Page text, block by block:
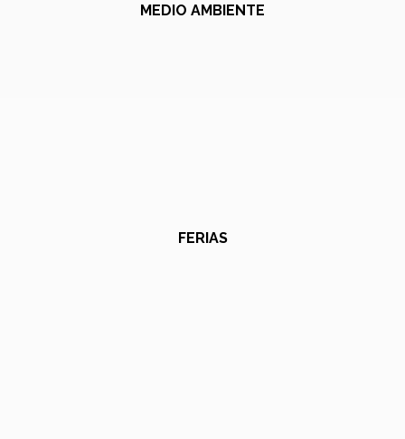
MEDIO AMBIENTE
FERIAS